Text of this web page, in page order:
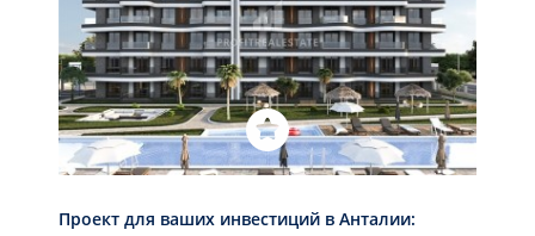
Проект для ваших инвестиций в Анталии: